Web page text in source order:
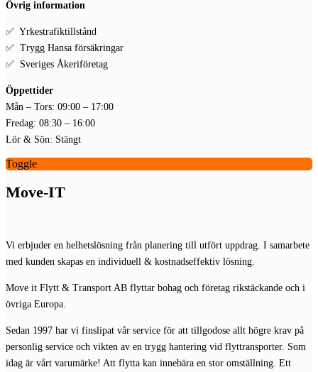
Övrig information
✅ Yrkestrafiktillstånd
✅ Trygg Hansa försäkringar
✅ Sveriges Åkeriföretag
Öppettider
Mån – Tors: 09:00 – 17:00
Fredag: 08:30 – 16:00
Lör & Sön: Stängt
Toggle
Move-IT
Vi erbjuder en helhetslösning från planering till utfört uppdrag. I samarbete
med kunden skapas en individuell & kostnadseffektiv lösning.
Move it Flytt & Transport AB flyttar bohag och företag rikstäckande och i
övriga Europa.
Sedan 1997 har vi finslipat vår service för att tillgodose allt högre krav på
personlig service och vikten av en trygg hantering vid flyttransporter. Som
idag är vårt varumärke! Att flytta kan innebära en stor omställning. Ett